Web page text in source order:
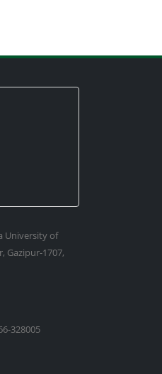
University of
Gazipur-1707,
328005